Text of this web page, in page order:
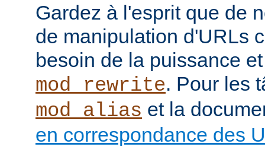
Gardez à l'esprit que de
de manipulation d'URLs
besoin de la puissance
mod_rewrite. Pour les
mod_alias et la
en correspondance des